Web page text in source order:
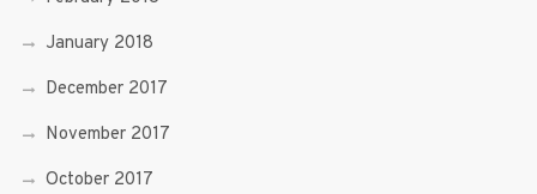
January 2018
December 2017
November 2017
October 2017